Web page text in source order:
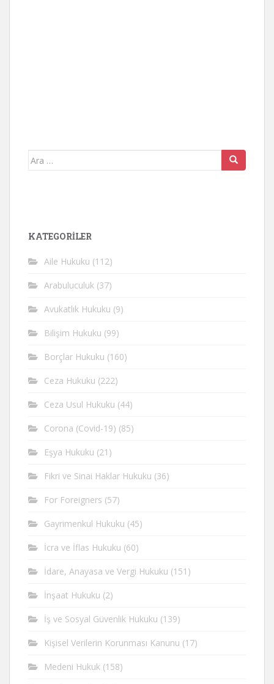
Arama
KATEGORİLER
Aile Hukuku (112)
Arabuluculuk (37)
Avukatlık Hukuku (9)
Bilişim Hukuku (99)
Borçlar Hukuku (160)
Ceza Hukuku (222)
Ceza Usul Hukuku (44)
Corona (Covid-19) (85)
Eşya Hukuku (21)
Fikri ve Sinai Haklar Hukuku (36)
For Foreigners (57)
Gayrimenkul Hukuku (45)
İcra ve İflas Hukuku (60)
İdare, Anayasa ve Vergi Hukuku (151)
İnşaat Hukuku (2)
İş ve Sosyal Güvenlik Hukuku (139)
Kişisel Verilerin Korunması Kanunu (17)
Medeni Hukuk (158)